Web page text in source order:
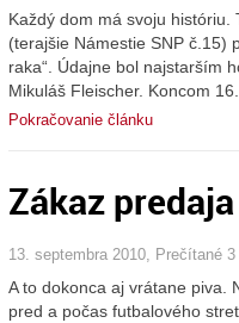
Každý dom má svoju históriu.
(terajšie Námestie SNP č.15)
raka“. Údajne bol najstarším
Mikuláš Fleischer. Koncom
Pokračovanie článku
Zákaz
13. septembra 2010, Prečítané 3
A to dokonca aj vrátane piva.
pred a počas futbalového